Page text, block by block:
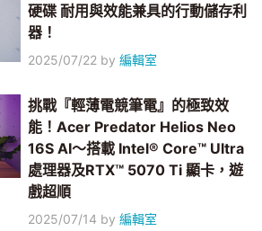
硬碟 耐用與效能兼具的行動儲存利
器！
2025/07/22 by編輯室
挑戰『輕薄電競筆電』的極致效
能！Acer Predator Helios Neo
16S AI～搭載 Intel® Core™ Ultra
處理器及RTX™ 5070 Ti 顯卡，遊
戲超順
2025/07/14 by編輯室